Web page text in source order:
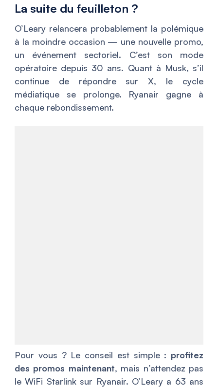
La suite du feuilleton ?
O’Leary relancera probablement la polémique
à la moindre occasion — une nouvelle promo,
un événement sectoriel. C’est son mode
opératoire depuis 30 ans. Quant à Musk, s’il
continue de répondre sur X, le cycle
médiatique se prolonge. Ryanair gagne à
chaque rebondissement.
Pour vous ? Le conseil est simple : profitez
des promos maintenant, mais n’attendez pas
le WiFi Starlink sur Ryanair. O’Leary a 63 ans